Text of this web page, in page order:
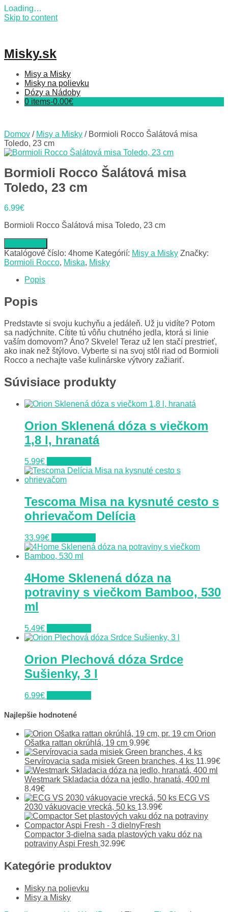
Loading…
Skip to content
Misky.sk
Misy a Misky
Misky na polievku
Dózy a Nádoby
0 items-0.00€
Domov / Misy a Misky / Bormioli Rocco Šalátová misa
Toledo, 23 cm
Bormioli Rocco Šalátová misa
Toledo, 23 cm
6.99€
Bormioli Rocco Šalátová misa Toledo, 23 cm
Katalógové číslo: 4home Kategórií: Misy a Misky Značky:
Bormioli Rocco, Miska, Misky
Popis
Popis
Predstavte si svoju kuchyňu a jedáleň. Už ju vidíte? Potom
sa nadýchnite. Cítite tú vôňu chutného jedla, ktorá si linie
vaším domovom? Áno? Skvele! Teraz už len stačí prestrieť,
ako inak než štýlovo. Vyberte si na svoj stôl riad od Bormioli
Rocco a nechajte vaše kulinárske výtvory zažiariť.
Súvisiace produkty
Orion Sklenená dóza s viečkom
1,8 l, hranatá
5.99€
Tescoma Misa na kysnuté cesto s
ohrievačom Delícia
33.99€
4Home Sklenená dóza na
potraviny s viečkom Bamboo, 530
ml
5.49€
Orion Plechová dóza Srdce
Sušienky, 3 l
6.99€
Najlepšie hodnotené
Orion
Ošatka rattan okrúhlá, 19 cm 9.99€
Servírovacia sada misiek Green branches, 4 ks 11.99€
Westmark Skladacia dóza na jedlo, hranatá, 400 ml
8.49€
ECG VS
2030 vákuovacie vrecká, 50 ks 13.99€
Compactor 3-dielna sada plastových vaku dóz na
potraviny Aspi Fresh 32.99€
Kategórie produktov
Misky na polievku
Misy a Misky